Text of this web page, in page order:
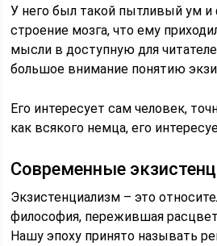
У него был такой пытливый ум
строение мозга, что ему
мысли в доступную для
большое внимание понятию
Его интересует сам человек,
как всякого немца, его
Современные
Экзистенциализм – это
философия, пережившая
Нашу эпоху принято называть